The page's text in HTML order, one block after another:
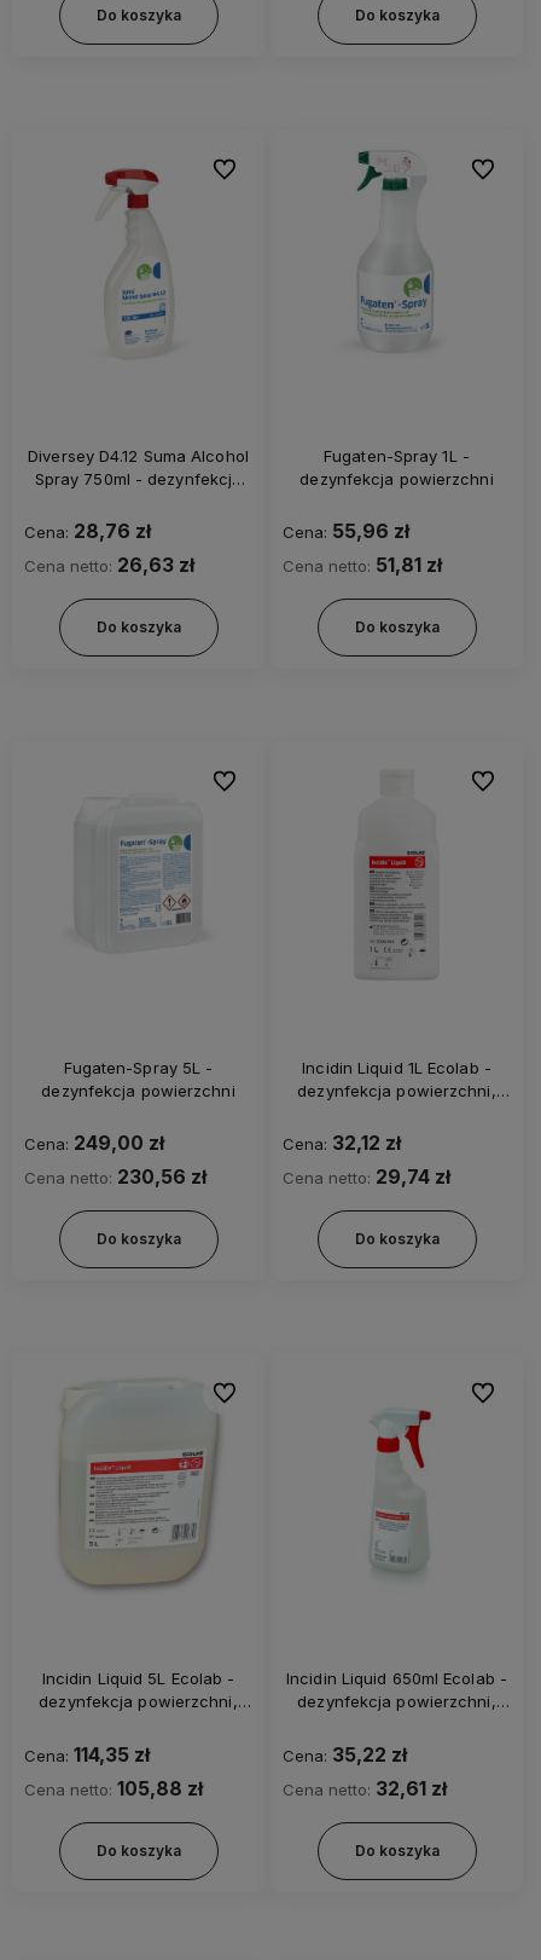
Do koszyka Do koszyka
Diversey D4.12 Suma Alcohol
Spray 750ml - dezynfekcja
Cena: 28,76 zł
Cena netto: 26,63 zł
Do koszyka
Do ulubionych
Fugaten-Spray 1L -
dezynfekcja powierzchni
Cena: 55,96 zł
Cena netto: 51,81 zł
Do koszyka
Do
Fugaten-Spray 5L -
dezynfekcja powierzchni
Cena: 249,00 zł
Cena netto: 230,56 zł
Do koszyka
Do ulubionych
Incidin Liquid 1L Ecolab -
dezynfekcja powierzchni,
użytku
Cena: 32,12 zł
Cena netto: 29,74 zł
Do koszyka
Do
Incidin Liquid 5L Ecolab -
dezynfekcja powierzchni,
użytku
Cena: 114,35 zł
Cena netto: 105,88 zł
Do koszyka
Do ulubionych
Incidin Liquid 650ml Ecolab -
dezynfekcja powierzchni,
użytku
Cena: 35,22 zł
Cena netto: 32,61 zł
Do koszyka
Do